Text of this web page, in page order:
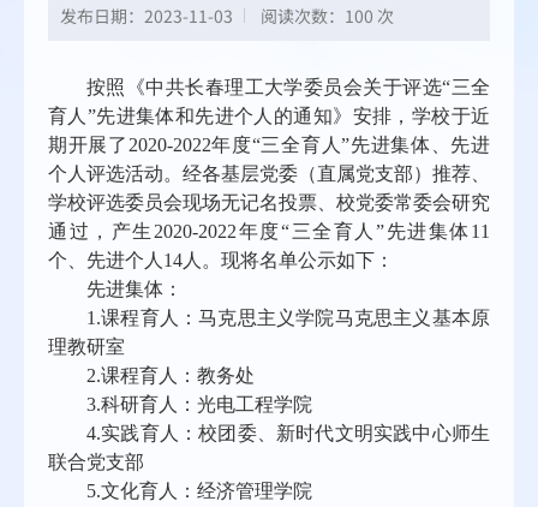
发布日期：2023-11-03 阅读次数： 100 次
按照《中共长春理工大学委员会关于评选“三全
育人”先进集体和先进个人的通知》安排，学校于近
期开展了2020-2022年度“三全育人”先进集体、先进
个人评选活动。经各基层党委（直属党支部）推荐、
学校评选委员会现场无记名投票、校党委常委会研究
通过，产生2020-2022年度“三全育人”先进集体11
个、先进个人14人。现将名单公示如下：
先进集体：
1.课程育人：马克思主义学院马克思主义基本原
理教研室
2.课程育人：教务处
3.科研育人：光电工程学院
4.实践育人：校团委、新时代文明实践中心师生
联合党支部
5.文化育人：经济管理学院